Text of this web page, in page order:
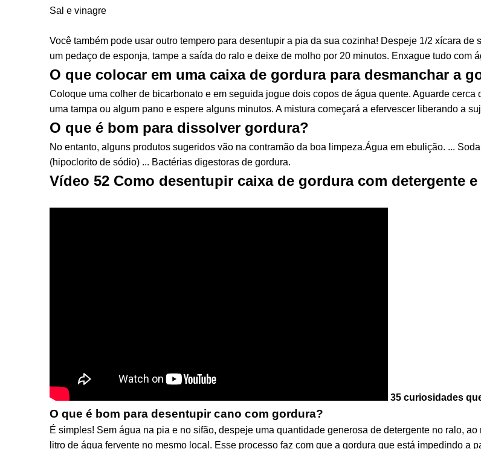
Sal e vinagre
Você também pode usar outro tempero para desentupir a pia da sua cozinha! Despeje 1/2 xícara
um pedaço de esponja, tampe a saída do ralo e deixe de molho por 20 minutos. Enxague tudo com
O que colocar em uma caixa de gordura para desmanchar a
Coloque uma colher de bicarbonato e em seguida jogue dois copos de água quente. Aguarde
uma tampa ou algum pano e espere alguns minutos. A mistura começará a efervescer liberando a
O que é bom para dissolver gordura?
No entanto, alguns produtos sugeridos vão na contramão da boa limpeza.Água em ebulição. ...
(hipoclorito de sódio) ... Bactérias digestoras de gordura.
Vídeo 52 Como desentupir caixa de gordura com detergente e
35 curiosidades
O que é bom para desentupir cano com gordura?
É simples! Sem água na pia e no sifão, despeje uma quantidade generosa de detergente no ralo,
litro de água fervente no mesmo local. Esse processo faz com que a gordura que está impedindo a